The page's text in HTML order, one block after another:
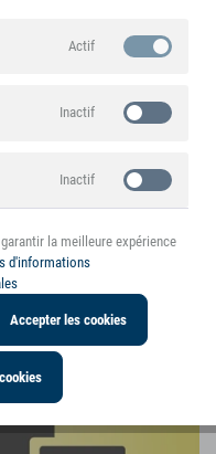
Actif
Inactif
Inactif
Inactif
la meilleure expérience
d'informations
Accepter les cookies